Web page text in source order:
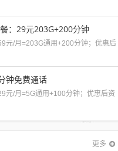
：29元203G+200分钟
元/月=203G通用+200分钟；优惠后
钟免费通话
元/月=5G通用+100分钟；优惠后资
更多